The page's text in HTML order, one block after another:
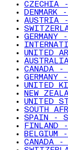
CZECHIA
DENMARK
AUSTRIA -
GERMANY
UNITED
CANADA -
GERMANY
UNITED
NEW
UNITED
SOUTH
SPAIN -
FINLAND
BELGIUM -
CANADA -